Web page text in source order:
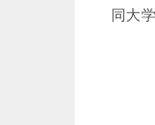
同大